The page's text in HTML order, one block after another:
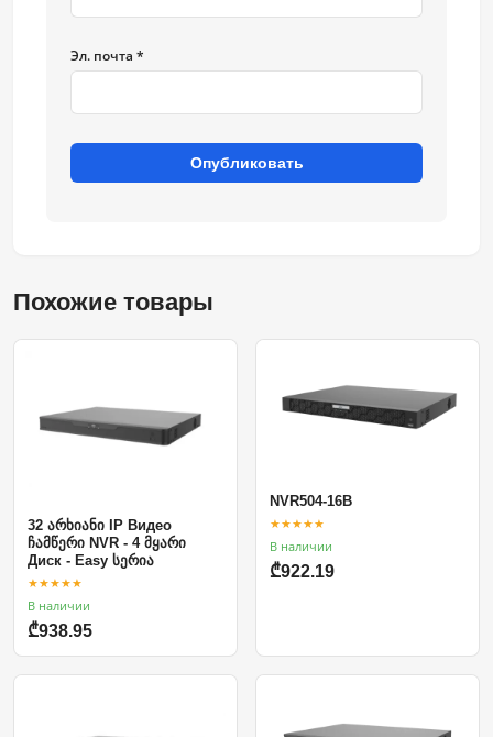
Эл. почта *
Опубликовать
Похожие товары
32 არხიანი IP Видео
ჩამწერი NVR - 4 მყარი
Диск - Easy სერია
★★★★★
В наличии
₾938.95
NVR504-16B
★★★★★
В наличии
₾922.19